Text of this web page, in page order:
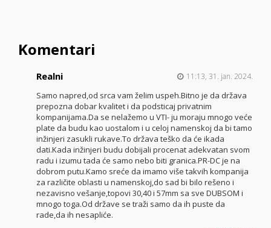
Komentari
Realni 11:13, 31. jan. 2024.
Samo napred,od srca vam želim uspeh.Bitno je da država
prepozna dobar kvalitet i da podsticaj privatnim
kompanijama.Da se nelažemo u VTI- ju moraju mnogo veće
plate da budu kao uostalom i u celoj namenskoj da bi tamo
inžinjeri zasukli rukave.To država teško da će ikada
dati.Kada inžinjeri budu dobijali procenat adekvatan svom
radu i izumu tada će samo nebo biti granica.PR-DC je na
dobrom putu.Kamo sreće da imamo više takvih kompanija
za različite oblasti u namenskoj,do sad bi bilo rešeno i
nezavisno vešanje,topovi 30,40 i 57mm sa sve DUBSOM i
mnogo toga.Od države se traži samo da ih puste da
rade,da ih nesapliće.